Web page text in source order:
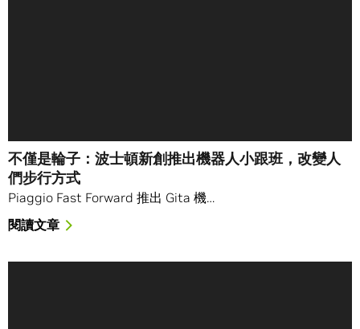
不僅是輪子：波士頓新創推出機器人小跟班，改變人
們步行方式
Piaggio Fast Forward 推出 Gita 機…
閱讀文章